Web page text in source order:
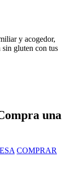
y acogedor,
sin gluten con tus
una
COMPRAR